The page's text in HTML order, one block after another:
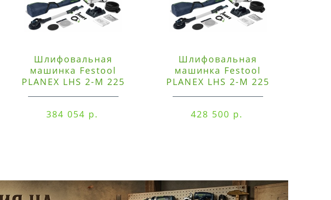
Шлифовальная
машинка Festool
PLANEX LHS 2-M 225
384 054 р.
Шлифовальная
машинка Festool
PLANEX LHS 2-M 225
428 500 р.